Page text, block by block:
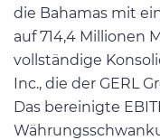
die Bahamas mit
auf 714,4 Millionen
vollständige
Inc., die der GERL
Das bereinigte